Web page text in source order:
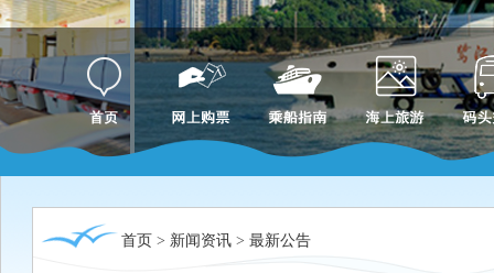
首页 > 新闻资讯 > 最新公告